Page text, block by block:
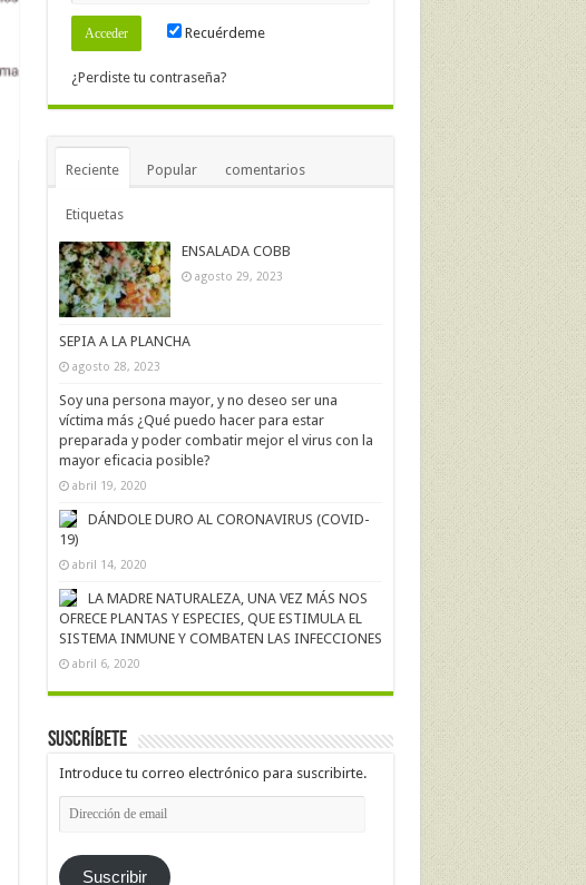
Recuérdeme
¿Perdiste tu contraseña?
Reciente Popular comentarios
Etiquetas
ENSALADA COBB
agosto 29, 2023
SEPIA A LA PLANCHA
agosto 28, 2023
Soy una persona mayor, y no deseo ser una
víctima más ¿Qué puedo hacer para estar
preparada y poder combatir mejor el virus con la
mayor eficacia posible?
abril 19, 2020
DÁNDOLE DURO AL CORONAVIRUS (COVID-
19)
abril 14, 2020
LA MADRE NATURALEZA, UNA VEZ MÁS NOS
OFRECE PLANTAS Y ESPECIES, QUE ESTIMULA EL
SISTEMA INMUNE Y COMBATEN LAS INFECCIONES
abril 6, 2020
Suscríbete
Introduce tu correo electrónico para suscribirte.
Dirección
de
Suscribir